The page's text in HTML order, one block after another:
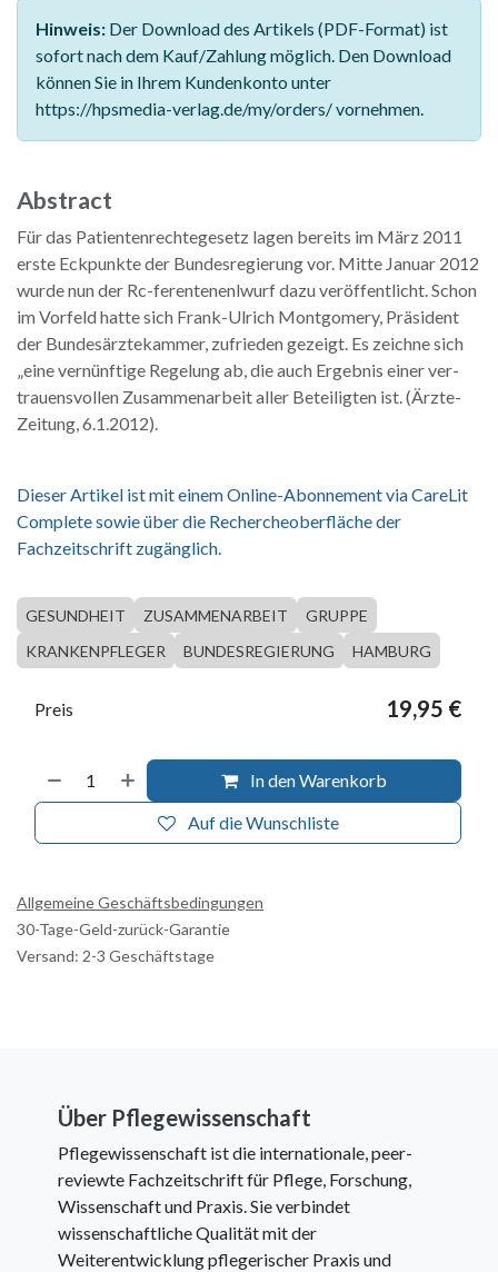
Hinweis: Der Download des Artikels (PDF-Format) ist
sofort nach dem Kauf/Zahlung möglich. Den Download
können Sie in Ihrem Kundenkonto unter
https://hpsmedia-verlag.de/my/orders/ vornehmen.
Abstract
Für das Patientenrechtegesetz lagen bereits im März 2011
erste Eckpunkte der Bundesregierung vor. Mitte Januar 2012
wurde nun der Rc-ferentenenlwurf dazu veröffentlicht. Schon
im Vorfeld hatte sich Frank-Ulrich Montgomery, Präsident
der Bundesärztekammer, zufrieden gezeigt. Es zeichne sich
„eine vernünftige Regelung ab, die auch Ergebnis einer ver-
trauensvollen Zusammenarbeit aller Beteiligten ist. (Ärzte-
Zeitung, 6.1.2012).
Dieser Artikel ist mit einem Online-Abonnement via CareLit
Complete sowie über die Rechercheoberfläche der
Fachzeitschrift zugänglich.
GESUNDHEIT ZUSAMMENARBEIT
GRUPPE
KRANKENPFLEGER
BUNDESREGIERUNG HAMBURG
In den Warenkorb
Auf die Wunschliste
Preis 19,95 €
Allgemeine Geschäftsbedingungen
30-Tage-Geld-zurück-Garantie
Versand: 2-3 Geschäftstage
Über Pflegewissenschaft
Pflegewissenschaft ist die internationale, peer-
reviewte Fachzeitschrift für Pflege, Forschung,
Wissenschaft und Praxis. Sie verbindet
wissenschaftliche Qualität mit der
Weiterentwicklung pflegerischer Praxis und